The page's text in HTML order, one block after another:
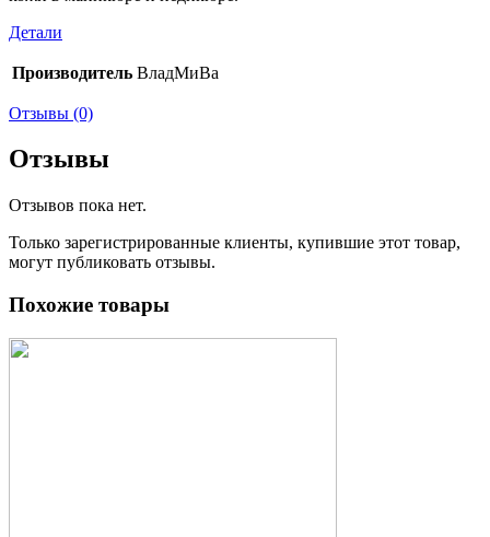
Детали
Производитель ВладМиВа
Отзывы (0)
Отзывы
Отзывов пока нет.
Только зарегистрированные клиенты, купившие этот товар,
могут публиковать отзывы.
Похожие товары